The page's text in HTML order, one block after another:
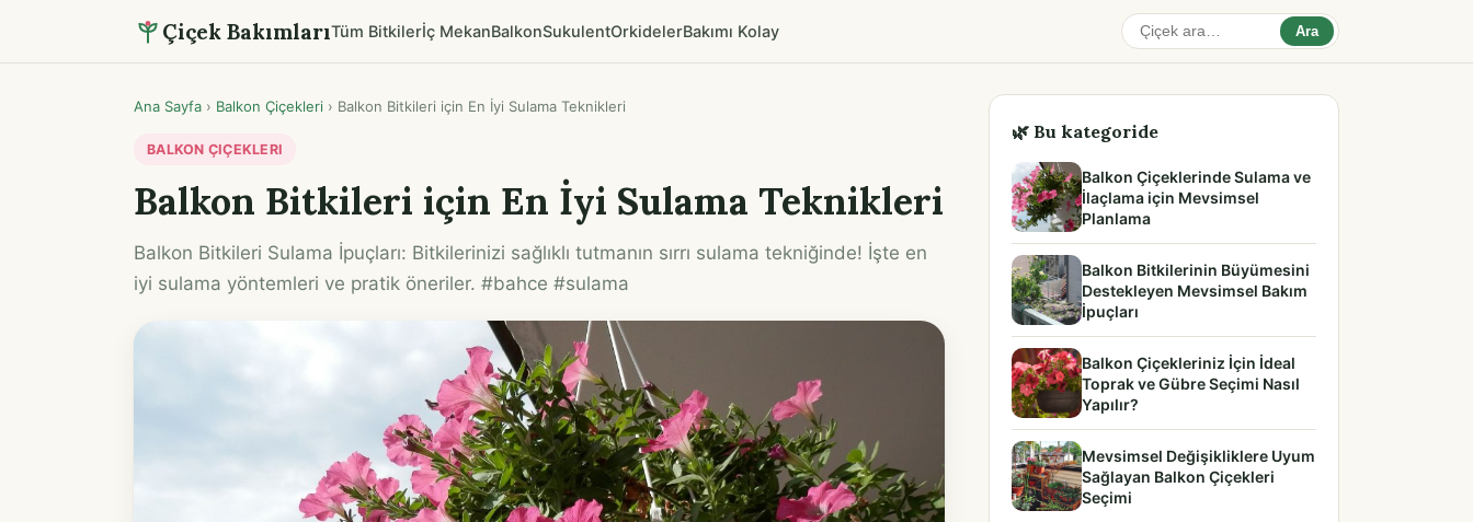
Çiçek BakımlarıTüm Bitkilerİç MekanBalkonSukulentOrkidelerBakımı Kolay Ara
Ana Sayfa › Balkon Çiçekleri › Balkon Bitkileri için En İyi Sulama Teknikleri
BALKON ÇIÇEKLERI
Balkon Bitkileri için En İyi Sulama Teknikleri
Balkon Bitkileri Sulama İpuçları: Bitkilerinizi sağlıklı tutmanın sırrı sulama tekniğinde! İşte en
iyi sulama yöntemleri ve pratik öneriler. #bahce #sulama
🌿 Bu kategoride
Balkon Çiçeklerinde Sulama ve
İlaçlama için Mevsimsel
Planlama
Balkon Bitkilerinin Büyümesini
Destekleyen Mevsimsel Bakım
İpuçları
Balkon Çiçekleriniz İçin İdeal
Toprak ve Gübre Seçimi Nasıl
Yapılır?
Mevsimsel Değişikliklere Uyum
Sağlayan Balkon Çiçekleri
Seçimi